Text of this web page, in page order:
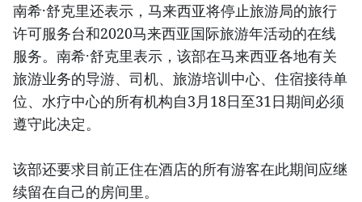
南希·舒克里还表示，马来西亚将停止旅游局的旅行
许可服务台和2020马来西亚国际旅游年活动的在线
服务。南希·舒克里表示，该部在马来西亚各地有关
旅游业务的导游、司机、旅游培训中心、住宿接待单
位、水疗中心的所有机构自3月18日至31日期间必须
遵守此决定。
该部还要求目前正住在酒店的所有游客在此期间应继
续留在自己的房间里。